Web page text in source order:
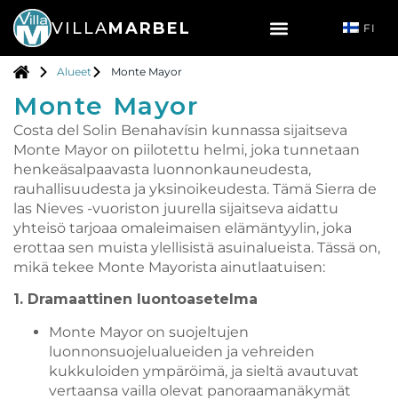
VILLAMARBEL FI
Alueet Monte Mayor
Monte Mayor
Costa del Solin Benahavísin kunnassa sijaitseva
Monte Mayor on piilotettu helmi, joka tunnetaan
henkeäsalpaavasta luonnonkauneudesta,
rauhallisuudesta ja yksinoikeudesta. Tämä Sierra de
las Nieves -vuoriston juurella sijaitseva aidattu
yhteisö tarjoaa omaleimaisen elämäntyylin, joka
erottaa sen muista ylellisistä asuinalueista. Tässä on,
mikä tekee Monte Mayorista ainutlaatuisen:
1. Dramaattinen luontoasetelma
Monte Mayor on suojeltujen
luonnonsuojelualueiden ja vehreiden
kukkuloiden ympäröimä, ja sieltä avautuvat
vertaansa vailla olevat panoraamanäkymät